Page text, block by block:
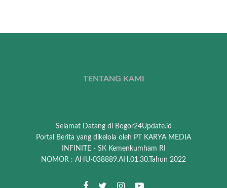
TENTANG KAMI
Selamat Datang di Bogor24Update.id
Portal Berita yang dikelola oleh PT KARYA MEDIA
INFINITE - SK Kemenkumham RI
NOMOR : AHU-038889.AH.01.30.Tahun 2022